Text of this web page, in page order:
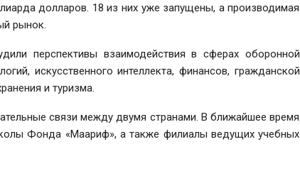
долларов. 18 из них уже запущены, а производимая
рынок.
перспективы взаимодействия в сферах оборонной
искусственного интеллекта, финансов, гражданской
и туризма.
связи между двумя странами. В ближайшее время
Фонда «Маариф», а также филиалы ведущих учебных